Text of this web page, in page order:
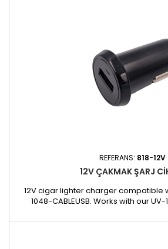
REFERANS: 818-12V
12V ÇAKMAK ŞARJ
12V cigar lighter charger compatible
1048-CABLEUSB. Works with our